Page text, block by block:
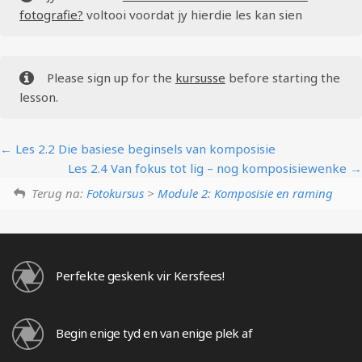
fotografie? voltooi voordat jy hierdie les kan sien
Please sign up for the kursusse before starting the
lesson.
Les 2.2 Die basiese beginsels van komposisie
Les 2.4 Van fokus tot lig – nog komposisiewenke
Terug na:Fotokursus >Module 2: Komposisie en raming
Perfekte geskenk vir Kersfees!
Begin enige tyd en van enige plek af